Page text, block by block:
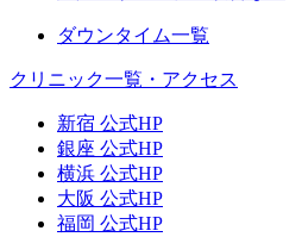
ダウンタイム一覧
クリニック一覧・アクセス
新宿 公式HP
銀座 公式HP
横浜 公式HP
大阪 公式HP
福岡 公式HP